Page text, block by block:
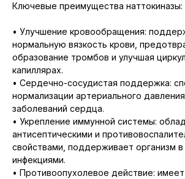
Ключевые преимущества наттокиназы:
• Улучшение кровообращения:
нормальную вязкость крови,
образование тромбов и улучшая
капиллярах.
• Сердечно-сосудистая поддержка:
нормализации артериального
заболеваний сердца.
• Укрепление иммунной системы:
антисептическими и
свойствами, поддерживает организм
инфекциями.
• Противоопухолевое действие: имеет